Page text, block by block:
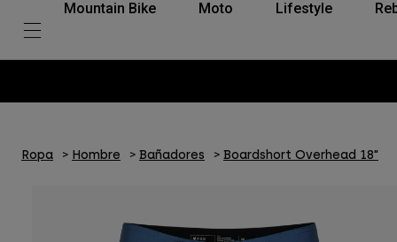
Mountain Bike Moto Lifestyle
Ropa Hombre Bañadores Boardshort Overhead 18"